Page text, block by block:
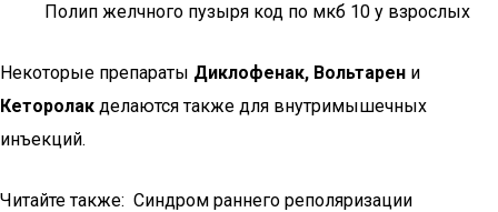
Полип желчного пузыря код по мкб 10 у взрослых
Некоторые препараты Диклофенак, Вольтарен и
Кеторолак делаются также для внутримышечных
инъекций.
Читайте также: Синдром раннего реполяризации